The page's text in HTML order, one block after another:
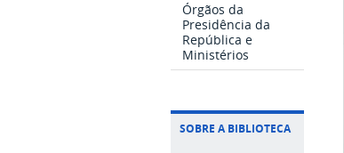
Órgãos da
Presidência da
República e
Ministérios
SOBRE A BIBLIOTECA